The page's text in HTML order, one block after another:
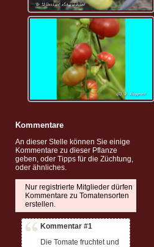
Kommentare
An dieser Stelle können Sie einige
Kommentare zu dieser Pflanze
geben, oder Tipps für die Züchtung,
oder ähnliches.
Nur registrierte Mitglieder dürfen
Kommentare zu Tomatensorten
erstellen.
Kommentar #1
Die Tomate fruchtet und